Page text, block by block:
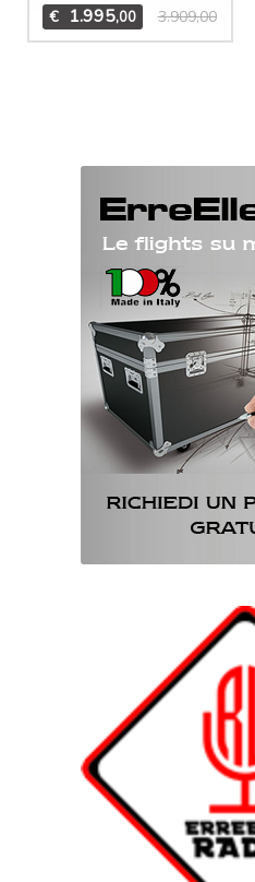
€ 1.995,00 3.909,00